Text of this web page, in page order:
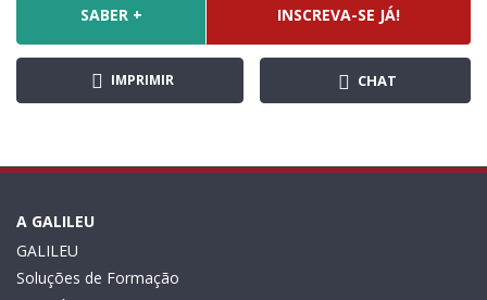
SABER + INSCREVA-SE JÁ!
IMPRIMIR CHAT
A GALILEU
GALILEU
Soluções de Formação